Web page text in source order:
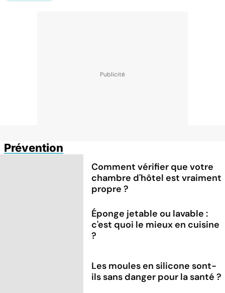
Prévention
Comment vérifier que votre
chambre d'hôtel est vraiment
propre ?
Éponge jetable ou lavable :
c'est quoi le mieux en cuisine
?
Les moules en silicone sont-
ils sans danger pour la santé ?